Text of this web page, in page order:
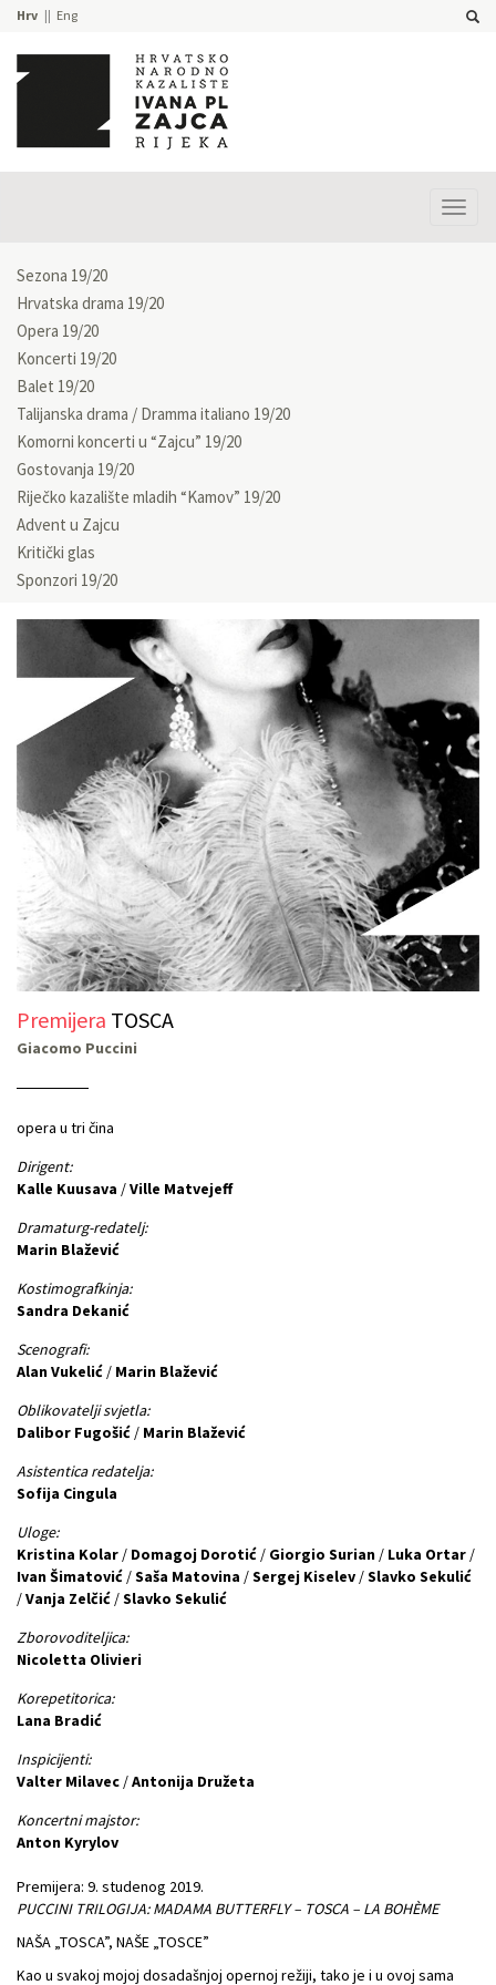
Hrv Eng
Sezona 19/20
Hrvatska drama 19/20
Opera 19/20
Koncerti 19/20
Balet 19/20
Talijanska drama / Dramma italiano 19/20
Komorni koncerti u “Zajcu” 19/20
Gostovanja 19/20
Riječko kazalište mladih “Kamov” 19/20
Advent u Zajcu
Kritički glas
Sponzori 19/20
Premijera TOSCA
Giacomo Puccini
opera u tri čina
Dirigent:
Kalle Kuusava /Ville Matvejeff
Dramaturg-redatelj:
Marin Blažević
Kostimografkinja:
Sandra Dekanić
Scenografi:
Alan Vukelić / Marin Blažević
Oblikovatelji svjetla:
Dalibor Fugošić / Marin Blažević
Asistentica redatelja:
Sofija Cingula
Uloge:
Kristina Kolar / Domagoj Dorotić / Giorgio Surian / Luka Ortar /
Ivan Šimatović /Saša Matovina /Sergej Kiselev /Slavko Sekulić
/Vanja Zelčić /Slavko Sekulić
Zborovoditeljica:
Nicoletta Olivieri
Korepetitorica:
Lana Bradić
Inspicijenti:
Valter Milavec /Antonija Družeta
Koncertni majstor:
Anton Kyrylov
Premijera: 9. studenog 2019.
PUCCINI TRILOGIJA: MADAMA BUTTERFLY – TOSCA – LA BOHÈME
NAŠA „TOSCA”, NAŠE „TOSCE”
Kao u svakoj mojoj dosadašnjoj opernoj režiji, tako je i u ovoj sama